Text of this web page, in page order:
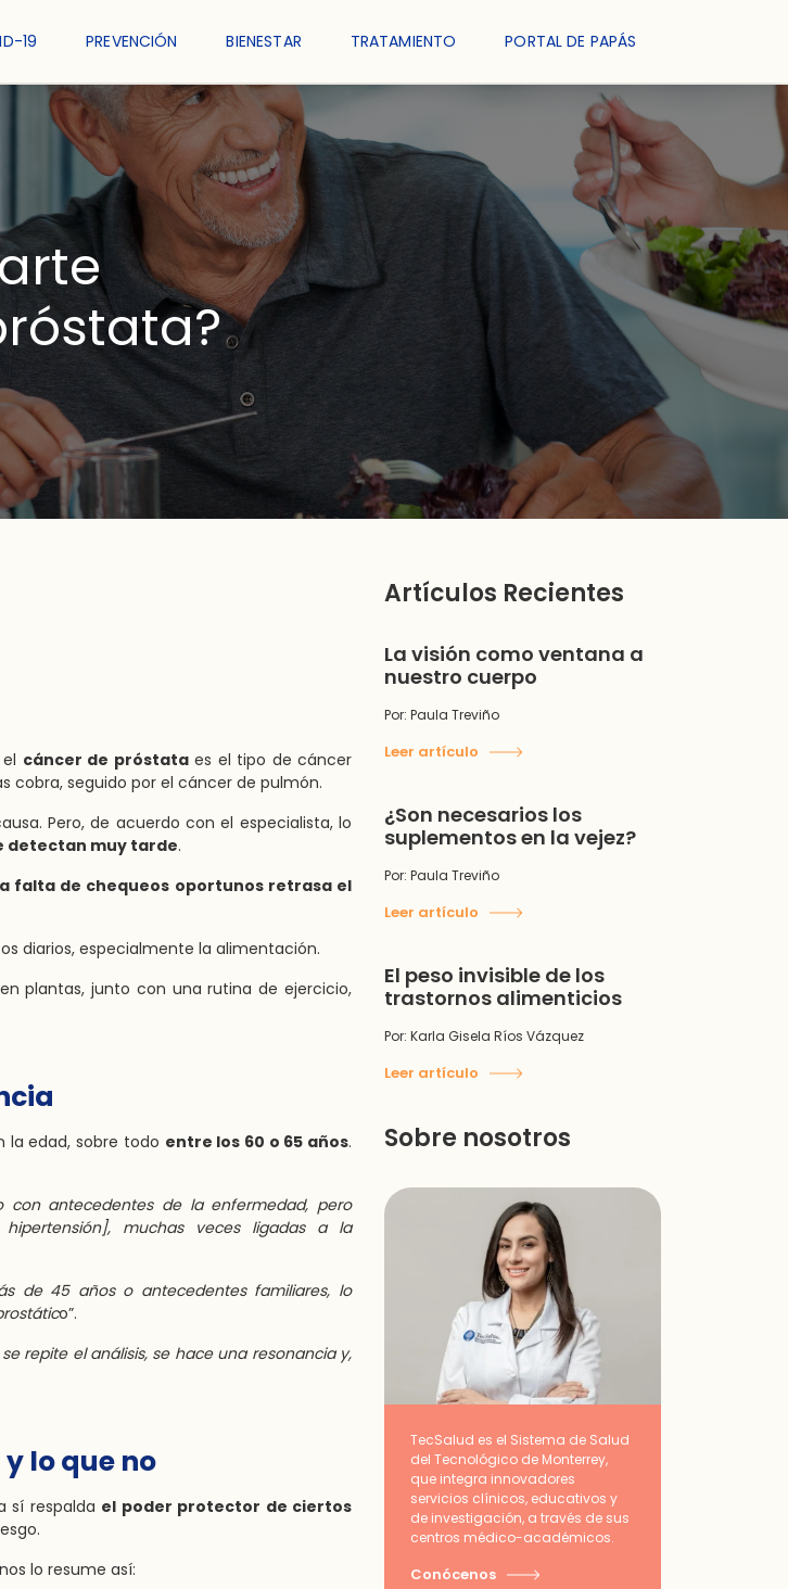
19 PREVENCIÓN BIENESTAR TRATAMIENTO PORTAL DE PAPÁS
cáncer de próstataes el tipo de cáncer
cobra, seguido por el cáncer de pulmón.
Pero, de acuerdo con el especialista, lo
detectan muy tarde.
falta de chequeos oportunos retrasa el
diarios, especialmente la alimentación.
plantas, junto con una rutina de ejercicio,
la edad, sobre todo entre los 60 o 65 años.
con antecedentes de la enfermedad, pero
muchas veces ligadas a la
de 45 años o antecedentes familiares, lo
o”.
repite el análisis, se hace una resonancia y,
lo que no
sí respalda el poder protector de ciertos
lo resume así:
Artículos Recientes
La visión como ventana a
nuestro cuerpo
Por: Paula Treviño
Leer artículo
¿Son necesarios los
suplementos en la vejez?
Por: Paula Treviño
Leer artículo
El peso invisible de los
trastornos alimenticios
Por: Karla Gisela Ríos Vázquez
Leer artículo
Sobre nosotros
TecSalud es el Sistema de Salud
del Tecnológico de Monterrey,
que integra innovadores
servicios clínicos, educativos y
de investigación, a través de sus
centros médico-académicos.
Conócenos